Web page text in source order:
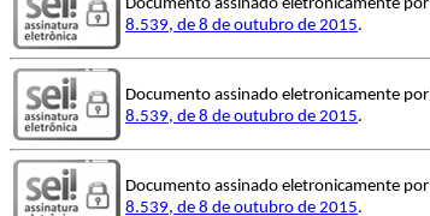
Documento assinado eletronicamente por
8.539, de 8 de outubro de 2015.
Documento assinado eletronicamente por
8.539, de 8 de outubro de 2015.
Documento assinado eletronicamente por
8.539, de 8 de outubro de 2015.